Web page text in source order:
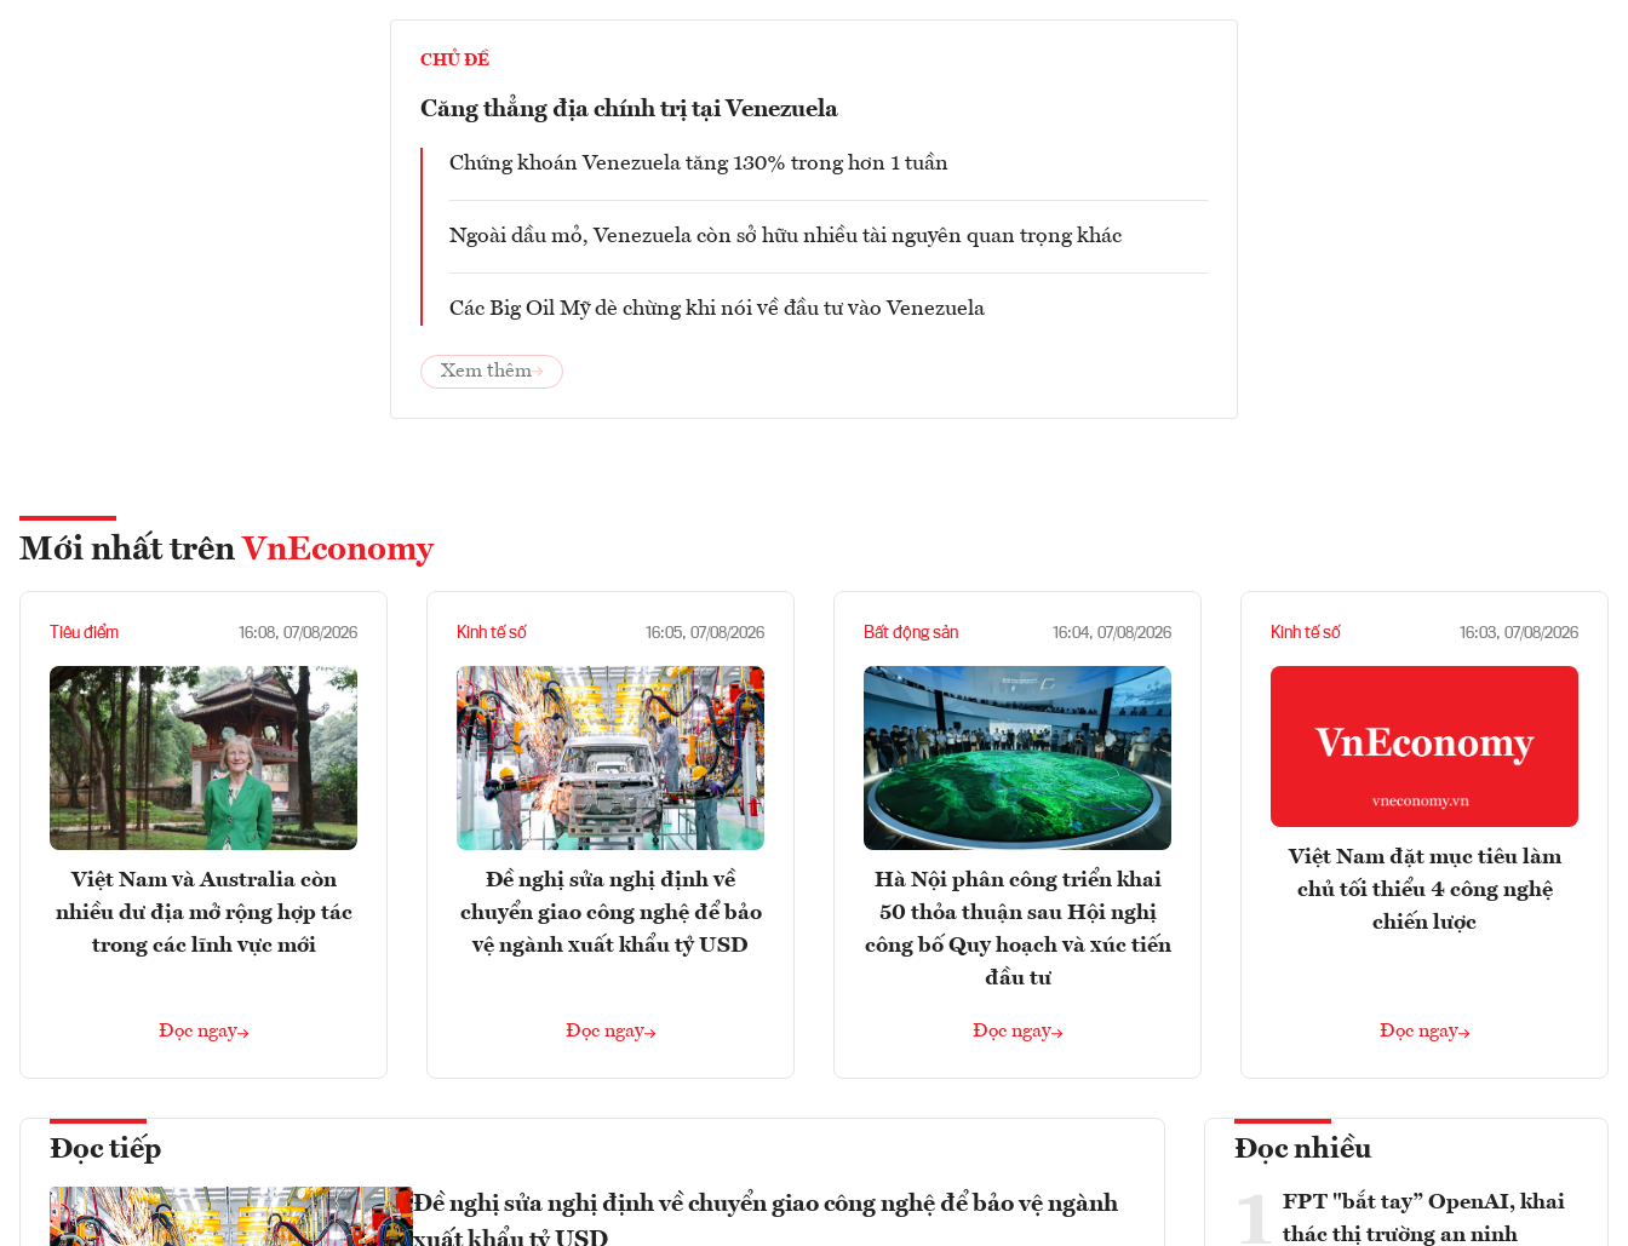
CHỦ ĐỀ
Căng thẳng địa chính trị tại Venezuela
Chứng khoán Venezuela tăng 130% trong hơn 1 tuần
Ngoài dầu mỏ, Venezuela còn sở hữu nhiều tài nguyên quan trọng khác
Các Big Oil Mỹ dè chừng khi nói về đầu tư vào Venezuela
Xem thêm
Mới nhất trên VnEconomy
Tiêu điểm 16:08, 07/08/2026
Việt Nam và Australia còn
nhiều dư địa mở rộng hợp tác
trong các lĩnh vực mới
Đọc ngay
Kinh tế số 16:05, 07/08/2026
Đề nghị sửa nghị định về
chuyển giao công nghệ để bảo
vệ ngành xuất khẩu tỷ USD
Đọc ngay
Bất động sản 16:04, 07/08/2026
Hà Nội phân công triển khai
50 thỏa thuận sau Hội nghị
công bố Quy hoạch và xúc tiến
đầu tư
Đọc ngay
Kinh tế số 16:03, 07/08/2026
Việt Nam đặt mục tiêu làm
chủ tối thiểu 4 công nghệ
chiến lược
Đọc ngay
Đọc tiếp
Đề nghị sửa nghị định về chuyển giao công nghệ để bảo vệ ngành
Đọc nhiều
1 FPT "bắt tay” OpenAI, khai
thác thị trường an ninh